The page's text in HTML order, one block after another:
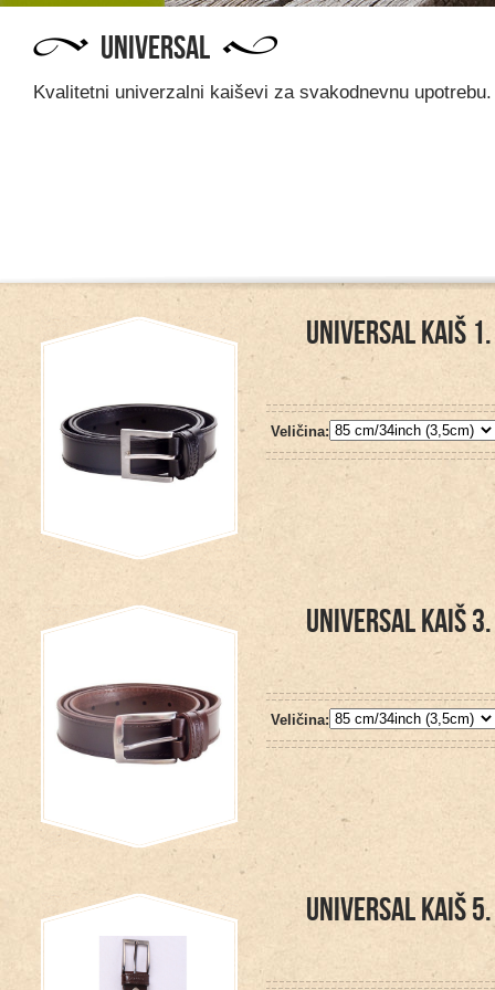
UNIVERSAL
Kvalitetni univerzalni kaiševi za svakodnevnu
UNIVERSAL KAIŠ 1.
Veličina:
UNIVERSAL KAIŠ 3.
Veličina:
UNIVERSAL KAIŠ 5.